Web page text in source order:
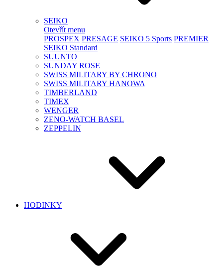
SEIKO
Otevřít menu
PROSPEX PRESAGE SEIKO 5 Sports PREMIER
SEIKO Standard
SUUNTO
SUNDAY ROSE
SWISS MILITARY BY CHRONO
SWISS MILITARY HANOWA
TIMBERLAND
TIMEX
WENGER
ZENO-WATCH BASEL
ZEPPELIN
HODINKY